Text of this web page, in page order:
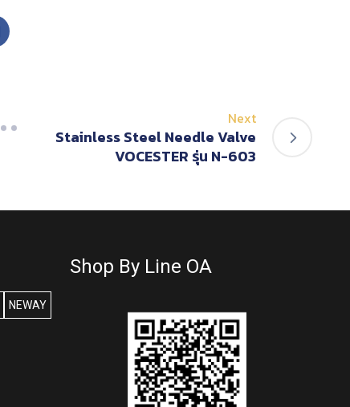
Next
Stainless Steel Needle Valve
VOCESTER รุ่น N-603
NEWAY
Shop By Line OA